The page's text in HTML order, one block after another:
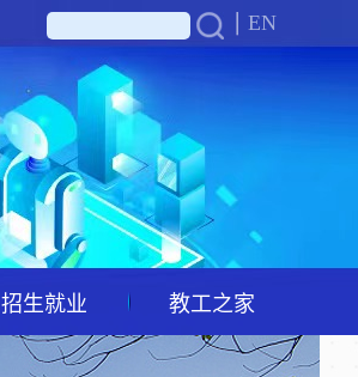
EN
招生就业 教工之家